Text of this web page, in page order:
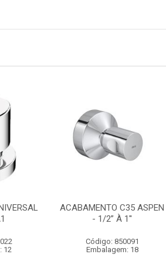
12
ACABAMENTO C35 ASPEN
- 1/2” À 1''
Código: 850091
Embalagem: 18